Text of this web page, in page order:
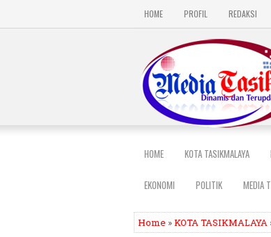
HOME PROFIL REDAKSI
HOME KOTA TASIKMALAYA
EKONOMI POLITIK MEDIA
Home »KOTA TASIKMALAYA